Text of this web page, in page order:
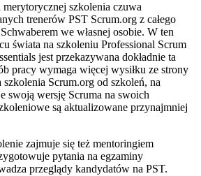
szkolenia czuwa
trenerów PST Scrum.org z całego
we własnej osobie. W ten
świata na szkoleniu Professional Scrum
jest przekazywana dokładnie ta
pracy wymaga więcej wysiłku ze strony
Scrum.org od szkoleń, na
swoją wersję Scruma na swoich
są aktualizowane przynajmniej
zajmuje się też mentoringiem
pytania na egzaminy
przeglądy kandydatów na PST.